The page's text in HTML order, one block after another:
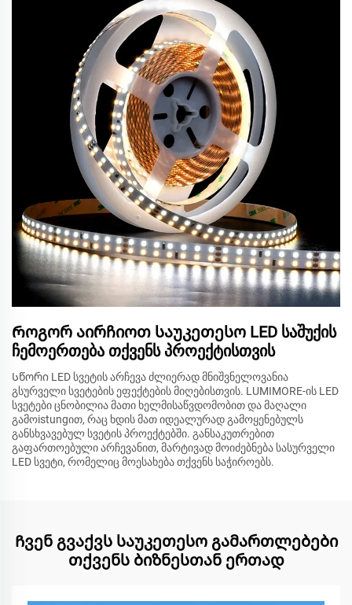
Როგორ აირჩიოთ საუკეთესო LED საშუქის
ჩემოერთება თქვენს პროექტისთვის
Სწორი LED სვეტის არჩევა ძლიერად მნიშვნელოვანია
გსურველი სვეტების ეფექტების მიღებისთვის. LUMIMORE-ის LED
სვეტები ცნობილია მათი ხელმისაწვდომობით და მაღალი
გამოistungით, რაც ხდის მათ იდეალურად გამოყენებულს
განსხვავებულ სვეტის პროექტებში. განსაკუთრებით
გაფართოებული არჩევანით, მარტივად მოიძებნება სასურველი
LED სვეტი, რომელიც მოესახება თქვენს საჭიროებს.
Ჩვენ გვაქვს საუკეთესო გამართლებები
თქვენს ბიზნესთან ერთად